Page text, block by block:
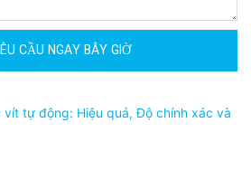
CẦU NGAY BÂY GIỜ